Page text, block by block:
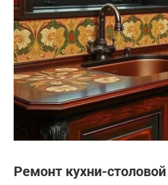
Ремонт кухни-